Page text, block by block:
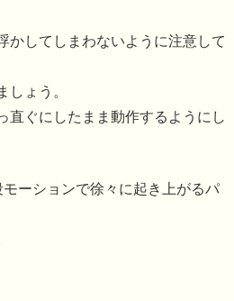
かしてしまわないように注意して
ょう。
直ぐにしたまま動作するようにし
ーションで徐々に起き上がるパ